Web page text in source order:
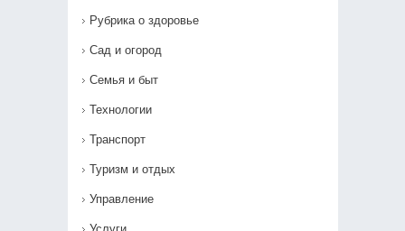
Рубрика о здоровье
Сад и огород
Семья и быт
Технологии
Транспорт
Туризм и отдых
Управление